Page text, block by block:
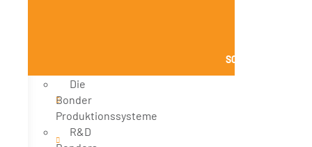
SCHLIESSE
Die
Bonder
Produktionssysteme
R&D